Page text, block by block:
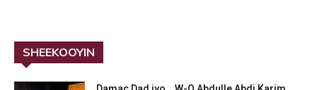
SHEEKOOYIN